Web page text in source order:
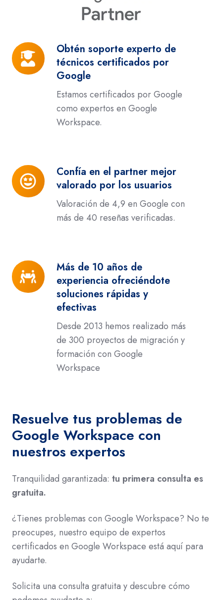
Obtén soporte experto de
técnicos certificados por
Google
Estamos certificados por Google
como expertos en Google
Workspace.
Obtén
soporte
experto
certificados
Confía en el partner mejor
valorado por los usuarios
Valoración de 4,9 en Google con
más de 40 reseñas verificadas.
Confía
en
los
usuarios
Más de 10 años de
experiencia ofreciéndote
soluciones rápidas y
efectivas
Desde 2013 hemos realizado más
de 300 proyectos de migración y
formación con Google
Workspace
Más
de
10
experiencia
ofreciéndote
Resuelve tus problemas de
Google Workspace con
nuestros expertos
Tranquilidad garantizada: tu primera consulta es
gratuita.
¿Tienes problemas con Google Workspace? No te
preocupes, nuestro equipo de expertos
certificados en Google Workspace está aquí para
ayudarte.
Solicita una consulta gratuita y descubre cómo